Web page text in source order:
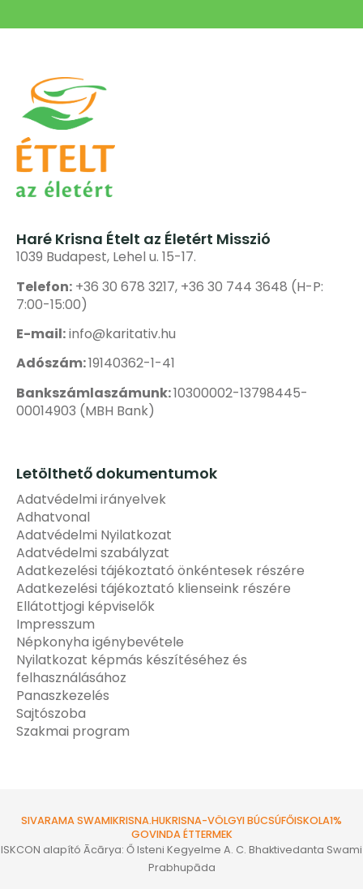
Haré Krisna Ételt az Életért Misszió
1039 Budapest, Lehel u. 15-17.
Telefon: +36 30 678 3217, +36 30 744 3648 (H-P:
7:00-15:00)
E-mail:info@karitativ.hu
Adószám:19140362-1-41
Bankszámlaszámunk:10300002-13798445-
00014903 (MBH Bank)
Letölthető dokumentumok
Adatvédelmi irányelvek
Adhatvonal
Adatvédelmi Nyilatkozat
Adatvédelmi szabályzat
Adatkezelési tájékoztató önkéntesek részére
Adatkezelési tájékoztató klienseink részére
Ellátottjogi képviselők
Impresszum
Népkonyha igénybevétele
Nyilatkozat képmás készítéséhez és
felhasználásához
Panaszkezelés
Sajtószoba
Szakmai program
SIVARAMA SWAMIKRISNA.HUKRISNA-VÖLGYI BÚCSÚFŐISKOLA1%
GOVINDA ÉTTERMEK
ISKCON alapító Ācārya: Ő Isteni Kegyelme A. C. Bhaktivedanta Swami
Prabhupāda